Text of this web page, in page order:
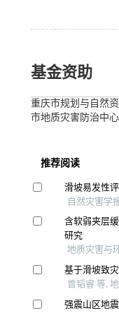
基金资助
重庆市规划与自然资
市地质灾害防治中心